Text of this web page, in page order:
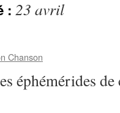
: 23 avril
Chanson
éphémérides